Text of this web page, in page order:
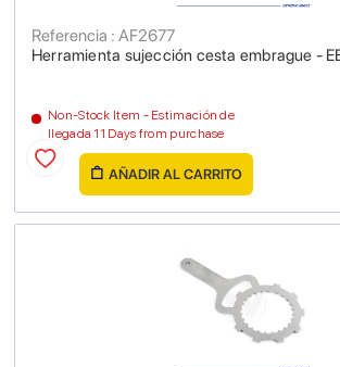
Herramienta sujección cesta embrague -
Referencia : AF2677
Non-Stock Item - Estimación de
llegada 11 Days from purchase
AÑADIR AL CARRITO